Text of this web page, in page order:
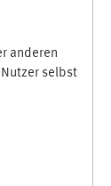
anderen
selbst